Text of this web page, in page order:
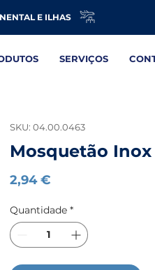
E ILHAS
SERVIÇOS
SKU: 04.00.0463
Mosquetão
2,94 €
Quantidade *